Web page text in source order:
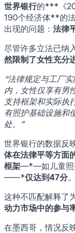
世界银行的***《
190个经济体**的
出现的问题： 法律
尽管许多立法已纳
然限制了女性充分
“法律规定与工厂
内，女性仅享有男
支持框架和实际执
有照护基础设施和
处。”
世界银行的数据反
体在法律平等方面
框架—*—如儿童照
——*仅达到47分。
这种不匹配解释了
动力市场中的参与
在墨西哥，情况反